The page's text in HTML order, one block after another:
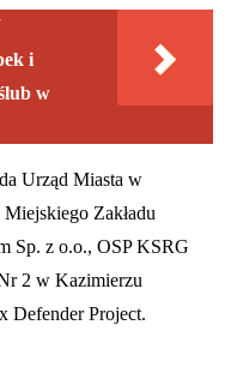
i
w
Urząd Miasta w
Zakładu
Sp. z o.o., OSP KSRG
2 w Kazimierzu
Defender Project.